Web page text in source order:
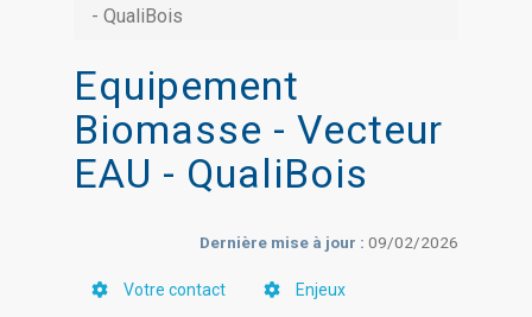
- QualiBois
Equipement
Biomasse - Vecteur
EAU - QualiBois
Dernière mise à jour : 09/02/2026
Votre contact Enjeux